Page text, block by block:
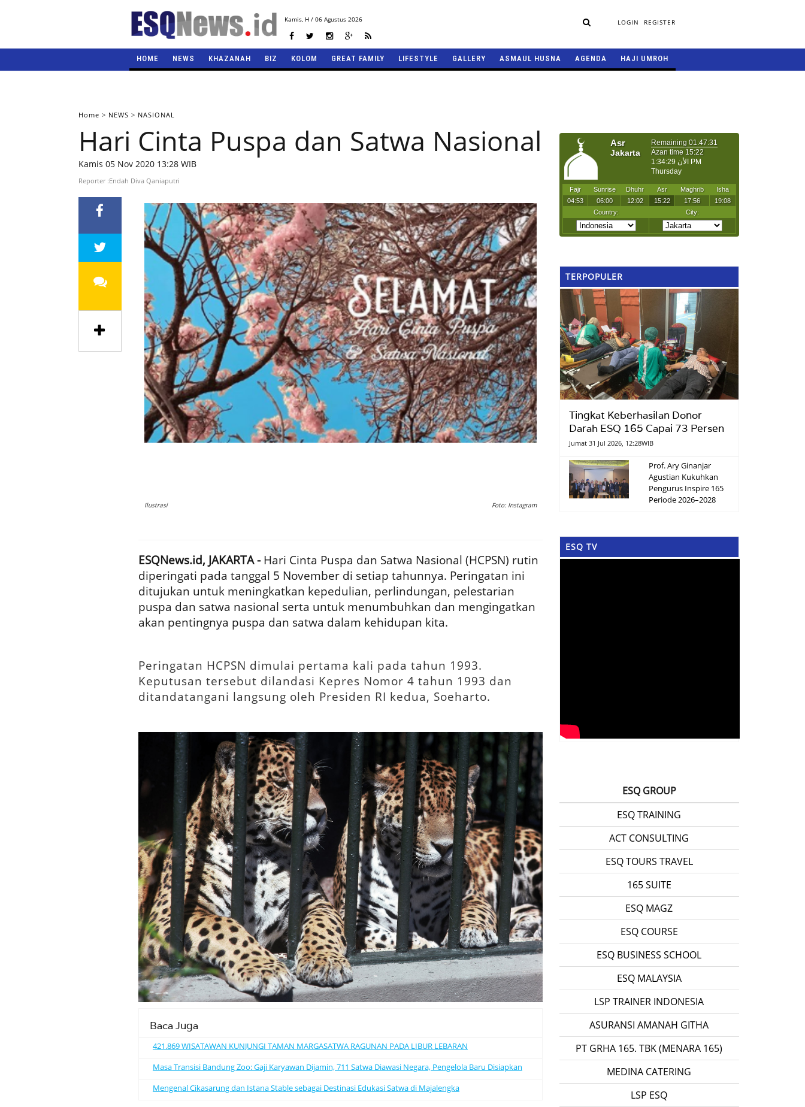
Kamis,H / 06 Agustus 2026 LOGIN REGISTER
HOME NEWS KHAZANAH BIZ KOLOM GREAT FAMILY LIFESTYLE GALLERY ASMAUL HUSNA AGENDA HAJI UMROH
Home > NEWS > NASIONAL
Hari Cinta Puspa dan Satwa Nasional
Kamis 05 Nov 2020 13:28 WIB
Reporter :Endah Diva Qaniaputri
Ilustrasi Foto: Instagram
ESQNews.id, JAKARTA -Hari Cinta Puspa dan Satwa Nasional (HCPSN) rutin
diperingati pada tanggal 5 November di setiap tahunnya. Peringatan ini
ditujukan untuk meningkatkan kepedulian, perlindungan, pelestarian
puspa dan satwa nasional serta untuk menumbuhkan dan mengingatkan
akan pentingnya puspa dan satwa dalam kehidupan kita.
Peringatan HCPSN dimulai pertama kali pada tahun 1993.
Keputusan tersebut dilandasi Kepres Nomor 4 tahun 1993 dan
ditandatangani langsung oleh Presiden RI kedua, Soeharto.
Baca Juga
421.869 WISATAWAN KUNJUNGI TAMAN MARGASATWA RAGUNAN PADA LIBUR LEBARAN
Masa Transisi Bandung Zoo: Gaji Karyawan Dijamin, 711 Satwa Diawasi Negara, Pengelola Baru Disiapkan
Mengenal Cikasarung dan Istana Stable sebagai Destinasi Edukasi Satwa di Majalengka
TERPOPULER
Tingkat Keberhasilan Donor
Darah ESQ 165 Capai 73 Persen
Jumat 31 Jul 2026, 12:28WIB
Prof. Ary Ginanjar
Agustian Kukuhkan
Pengurus Inspire 165
Periode 2026–2028
ESQ TV
ESQ GROUP
ESQ TRAINING
ACT CONSULTING
ESQ TOURS TRAVEL
165 SUITE
ESQ MAGZ
ESQ COURSE
ESQ BUSINESS SCHOOL
ESQ MALAYSIA
LSP TRAINER INDONESIA
ASURANSI AMANAH GITHA
PT GRHA 165. TBK (MENARA 165)
MEDINA CATERING
LSP ESQ